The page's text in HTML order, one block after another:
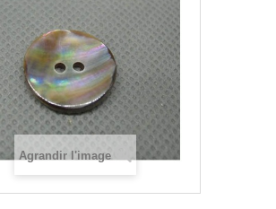
Agrandir l'image